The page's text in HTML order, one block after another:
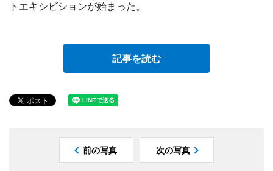
トエキシビションが始まった。
記事を読む
前の写真 次の写真